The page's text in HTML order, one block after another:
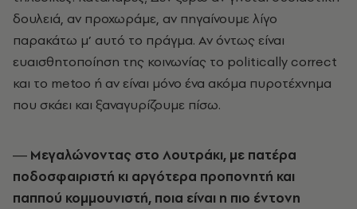
δουλειά, αν προχωράµε, αν πηγαίνουµε λίγο
παρακάτω µ’ αυτό το πράγµα. Αν όντως είναι
ευαισθητοποίηση της κοινωνίας το politically correct
και το metoo ή αν είναι µόνο ένα ακόµα πυροτέχνηµα
που σκάει και ξαναγυρίζουµε πίσω.
― Μεγαλώνοντας στο Λουτράκι, µε πατέρα
ποδοσφαιριστή κι αργότερα προπονητή και
παππού κοµµουνιστή, ποια είναι η πιο έντονη